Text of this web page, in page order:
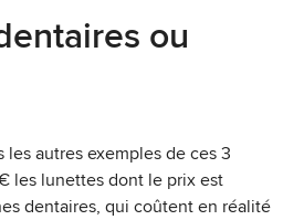
ou
autres exemples de ces 3
les lunettes dont le prix est
dentaires, qui coûtent en réalité